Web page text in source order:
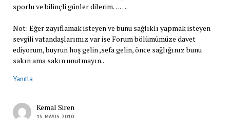
sporlu ve bilinçli günler dilerim…….
Not: Eğer zayıflamak isteyen ve bunu sağlıklı yapmak isteyen
sevgili vatandaşlarımız var ise Forum bölümümüze davet
ediyorum, buyrun hoş gelin ,sefa gelin, önce sağlığınız bunu
sakın ama sakın unutmayın..
Yanıtla
Kemal Siren
15 MAYIS 2010